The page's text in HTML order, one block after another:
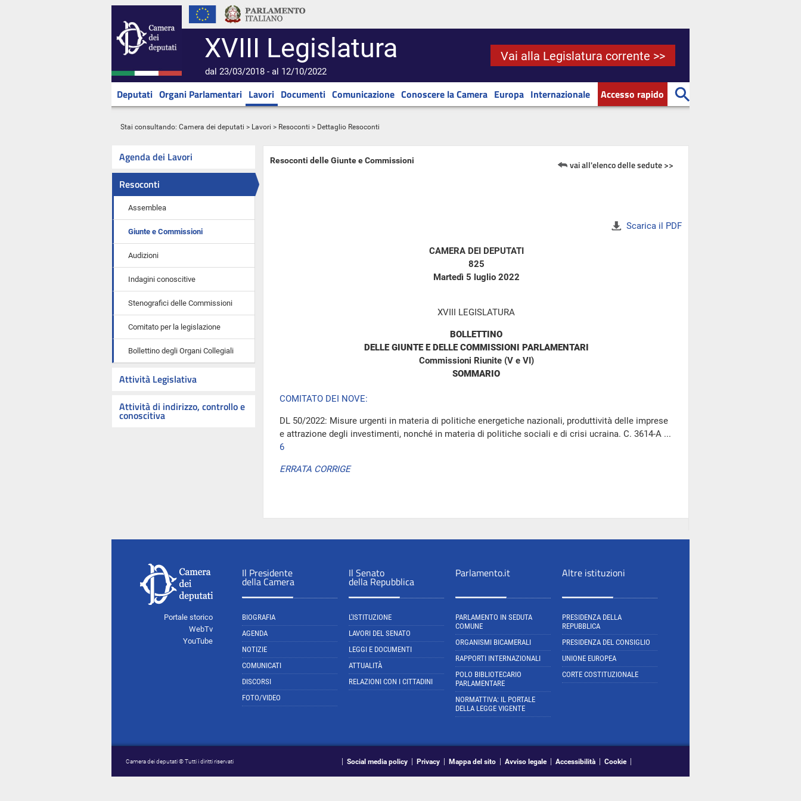
XVIII Legislatura
dal 23/03/2018 - al 12/10/2022
Vai alla Legislatura corrente >>
Deputati Organi Parlamentari Lavori Documenti Comunicazione Conoscere la Camera Europa Internazionale Accesso rapido
Stai consultando: Camera dei deputati > Lavori > Resoconti > Dettaglio Resoconti
Agenda dei Lavori
Resoconti
Assemblea
Giunte e Commissioni
Audizioni
Indagini conoscitive
Stenografici delle Commissioni
Comitato per la legislazione
Bollettino degli Organi Collegiali
Attività Legislativa
Attività di indirizzo, controllo e
conoscitiva
Resoconti delle Giunte e Commissioni vai all'elenco delle sedute >>
Scarica il PDF
CAMERA DEI DEPUTATI
825
Martedì 5 luglio 2022
XVIII LEGISLATURA
BOLLETTINO
DELLE GIUNTE E DELLE COMMISSIONI PARLAMENTARI
Commissioni Riunite (V e VI)
SOMMARIO
COMITATO DEI NOVE:
DL 50/2022: Misure urgenti in materia di politiche energetiche nazionali, produttività delle imprese
e attrazione degli investimenti, nonché in materia di politiche sociali e di crisi ucraina. C. 3614-A ...
6
ERRATA CORRIGE
Portale storico
WebTv
YouTube
Il Presidente
della Camera
BIOGRAFIA
AGENDA
NOTIZIE
COMUNICATI
DISCORSI
FOTO/VIDEO
Il Senato
della Repubblica
L'ISTITUZIONE
LAVORI DEL SENATO
LEGGI E DOCUMENTI
ATTUALITÀ
RELAZIONI CON I CITTADINI
Parlamento.it
PARLAMENTO IN SEDUTA
COMUNE
ORGANISMI BICAMERALI
RAPPORTI INTERNAZIONALI
POLO BIBLIOTECARIO
PARLAMENTARE
NORMATTIVA: IL PORTALE
DELLA LEGGE VIGENTE
Altre istituzioni
PRESIDENZA DELLA
REPUBBLICA
PRESIDENZA DEL CONSIGLIO
UNIONE EUROPEA
CORTE COSTITUZIONALE
Camera dei deputati © Tutti i diritti riservati Social media policy Privacy Mappa del sito Avviso legale Accessibilità Cookie